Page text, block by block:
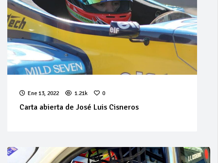
Ene 13, 2022 1.21k 0
Carta abierta de José Luis Cisneros